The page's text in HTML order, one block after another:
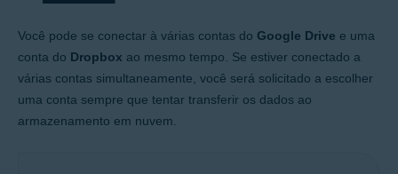
Você pode se conectar à várias contas do Google Drive e uma
conta do Dropbox ao mesmo tempo. Se estiver conectado a
várias contas simultaneamente, você será solicitado a escolher
uma conta sempre que tentar transferir os dados ao
armazenamento em nuvem.